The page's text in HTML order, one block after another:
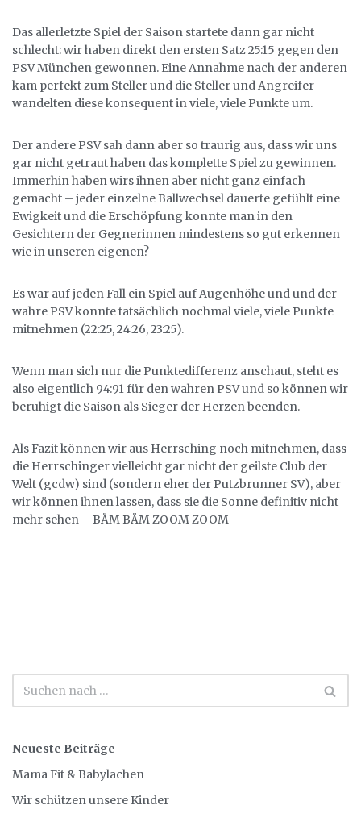
Das allerletzte Spiel der Saison startete dann gar nicht
schlecht: wir haben direkt den ersten Satz 25:15 gegen den
PSV München gewonnen. Eine Annahme nach der anderen
kam perfekt zum Steller und die Steller und Angreifer
wandelten diese konsequent in viele, viele Punkte um.
Der andere PSV sah dann aber so traurig aus, dass wir uns
gar nicht getraut haben das komplette Spiel zu gewinnen.
Immerhin haben wirs ihnen aber nicht ganz einfach
gemacht – jeder einzelne Ballwechsel dauerte gefühlt eine
Ewigkeit und die Erschöpfung konnte man in den
Gesichtern der Gegnerinnen mindestens so gut erkennen
wie in unseren eigenen?
Es war auf jeden Fall ein Spiel auf Augenhöhe und und der
wahre PSV konnte tatsächlich nochmal viele, viele Punkte
mitnehmen (22:25, 24:26, 23:25).
Wenn man sich nur die Punktedifferenz anschaut, steht es
also eigentlich 94:91 für den wahren PSV und so können wir
beruhigt die Saison als Sieger der Herzen beenden.
Als Fazit können wir aus Herrsching noch mitnehmen, dass
die Herrschinger vielleicht gar nicht der geilste Club der
Welt (gcdw) sind (sondern eher der Putzbrunner SV), aber
wir können ihnen lassen, dass sie die Sonne definitiv nicht
mehr sehen – BÄM BÄM ZOOM ZOOM
Neueste Beiträge
Mama Fit & Babylachen
Wir schützen unsere Kinder